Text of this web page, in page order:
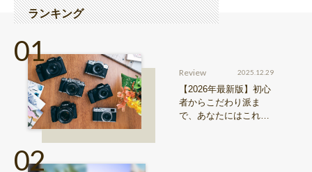
ランキング
Review 2025.12.29
【2026年最新版】初心
者からこだわり派ま
で、あなたにはこれが